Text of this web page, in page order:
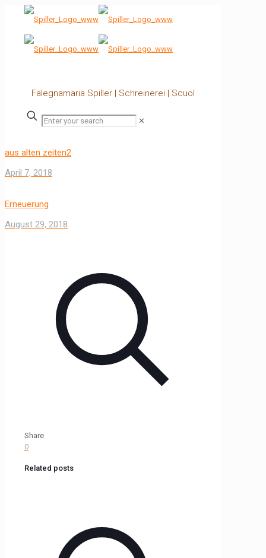
Falegnamaria Spiller | Schreinerei | Scuol
✕
aus alten zeiten2
April 7, 2018
Erneuerung
August 29, 2018
Share
0
Related posts